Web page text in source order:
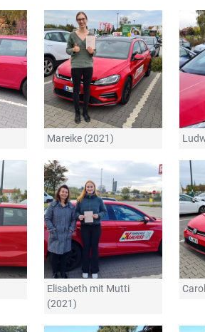
Mareike (2021)
Elisabeth mit Mutti
(2021)